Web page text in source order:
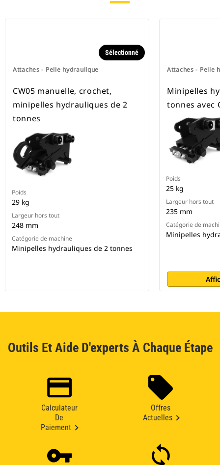
Attaches - Pelle hydraulique
Sélectionné
CW05 manuelle, crochet,
minipelles hydrauliques de 2
tonnes
Poids
29 kg
Largeur hors tout
248 mm
Catégorie de machine
Minipelles hydrauliques de 2 tonnes
Attaches - Pelle
Minipelles
tonnes avec
Poids
25 kg
Largeur hors tout
235 mm
Catégorie de
Minipelles
Outils Et Aide D'experts À Chaque Étape
Calculateur
De
Paiement
Offres
Actuelles